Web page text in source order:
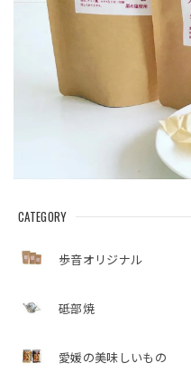
CATEGORY
歩音オリジナル
砥部焼
愛媛の美味しいもの